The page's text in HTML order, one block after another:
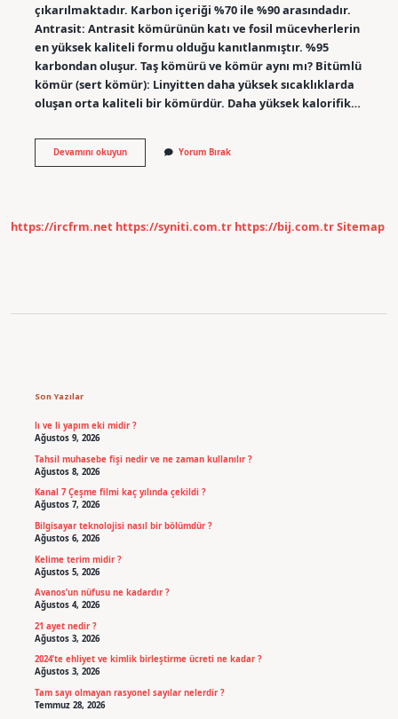
çıkarılmaktadır. Karbon içeriği %70 ile %90 arasındadır.
Antrasit: Antrasit kömürünün katı ve fosil mücevherlerin
en yüksek kaliteli formu olduğu kanıtlanmıştır. %95
karbondan oluşur. Taş kömürü ve kömür aynı mı? Bitümlü
kömür (sert kömür): Linyitten daha yüksek sıcaklıklarda
oluşan orta kaliteli bir kömürdür. Daha yüksek kalorifik…
Devamını okuyunKahverengi
Kömür
Yorum Bırak
https://ircfrm.net https://syniti.com.tr https://bij.com.trSitemap
Son Yazılar
lı ve li yapım eki midir ?
Ağustos 9, 2026
Tahsil muhasebe fişi nedir ve ne zaman kullanılır ?
Ağustos 8, 2026
Kanal 7 Çeşme filmi kaç yılında çekildi ?
Ağustos 7, 2026
Bilgisayar teknolojisi nasıl bir bölümdür ?
Ağustos 6, 2026
Kelime terim midir ?
Ağustos 5, 2026
Avanos’un nüfusu ne kadardır ?
Ağustos 4, 2026
21 ayet nedir ?
Ağustos 3, 2026
2024’te ehliyet ve kimlik birleştirme ücreti ne kadar ?
Ağustos 3, 2026
Tam sayı olmayan rasyonel sayılar nelerdir ?
Temmuz 28, 2026